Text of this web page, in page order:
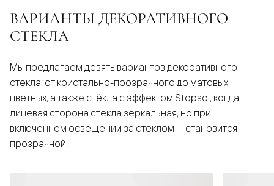
ВАРИАНТЫ ДЕКОРАТИВНОГО
СТЕКЛА
Мы предлагаем девять вариантов декоративного
стекла: от кристально-прозрачного до матовых
цветных, а также стёкла с эффектом Stopsol, когда
лицевая сторона стекла зеркальная, но при
включенном освещении за стеклом — становится
прозрачной.